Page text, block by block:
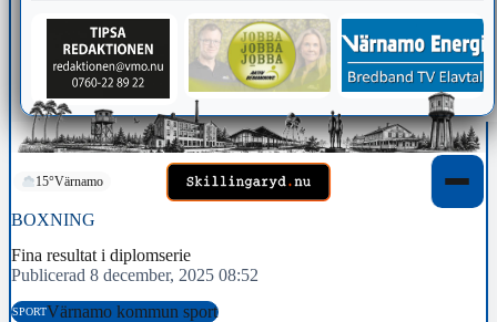
15°Värnamo
BOXNING
Fina resultat i diplomserie
Publicerad 8 december, 2025 08:52
SPORTVärnamo kommun sport